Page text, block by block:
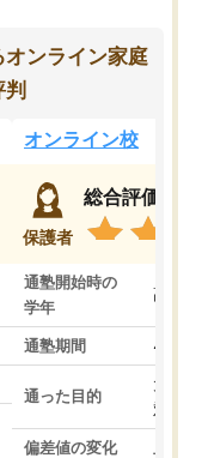
ンライン家庭
オンライン校
保護者
総合評価
通塾開始時の
学年
高3
通塾期間 4ヵ月
通った目的
大学
対策
偏差値の変化